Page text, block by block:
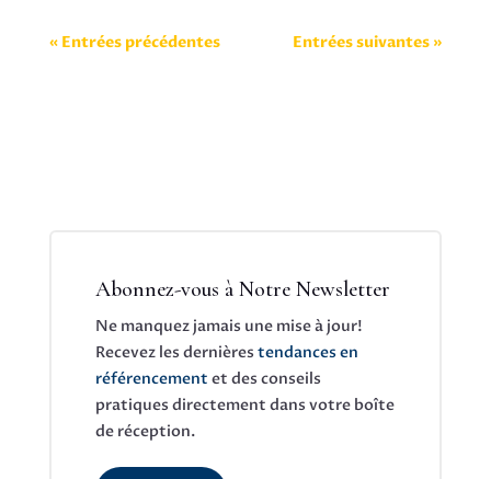
« Entrées précédentes Entrées suivantes »
Abonnez-vous à Notre Newsletter
Ne manquez jamais une mise à jour!
Recevez les dernières tendances en
référencement et des conseils
pratiques directement dans votre boîte
de réception.